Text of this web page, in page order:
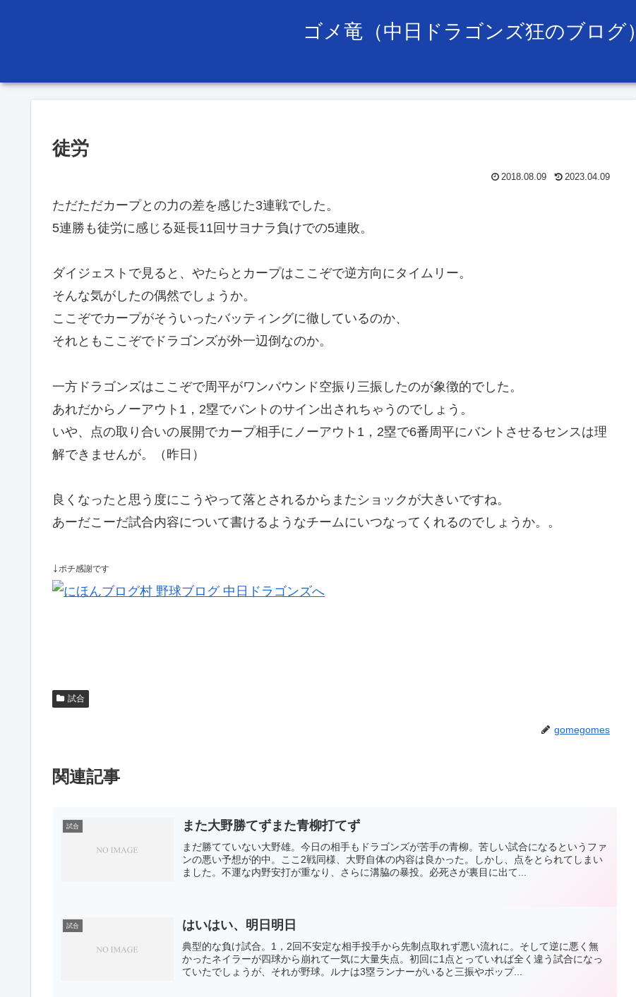
ゴメ竜（中日ドラゴンズ狂のブログ）
徒労
2018.08.09 2023.04.09
ただただカープとの力の差を感じた3連戦でした。
5連勝も徒労に感じる延長11回サヨナラ負けでの5連敗。
ダイジェストで見ると、やたらとカープはここぞで逆方向にタイムリー。
そんな気がしたの偶然でしょうか。
ここぞでカープがそういったバッティングに徹しているのか、
それともここぞでドラゴンズが外一辺倒なのか。
一方ドラゴンズはここぞで周平がワンバウンド空振り三振したのが象徴的でした。
あれだからノーアウト1，2塁でバントのサイン出されちゃうのでしょう。
いや、点の取り合いの展開でカープ相手にノーアウト1，2塁で6番周平にバントさせるセンスは理
解できませんが。（昨日）
良くなったと思う度にこうやって落とされるからまたショックが大きいですね。
あーだこーだ試合内容について書けるようなチームにいつなってくれるのでしょうか。。
↓ポチ感謝です
試合
gomegomes
関連記事
試合 また大野勝てずまた青柳打てず
まだ勝てていない大野雄。今日の相手もドラゴンズが苦手の青柳。苦しい試合になるというファ
ンの悪い予想が的中。ここ2戦同様、大野自体の内容は良かった。しかし、点をとられてしまい
ました。不運な内野安打が重なり、さらに溝脇の暴投。必死さが裏目に出て...
試合 はいはい、明日明日
典型的な負け試合。1，2回不安定な相手投手から先制点取れず悪い流れに。そして逆に悪く無
かったネイラーが四球から崩れて一気に大量失点。初回に1点とっていれば全く違う試合になっ
ていたでしょうが、それが野球。ルナは3塁ランナーがいると三振やポップ...